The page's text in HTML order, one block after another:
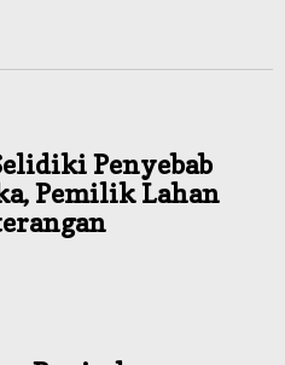
Penyebab
Pemilik Lahan